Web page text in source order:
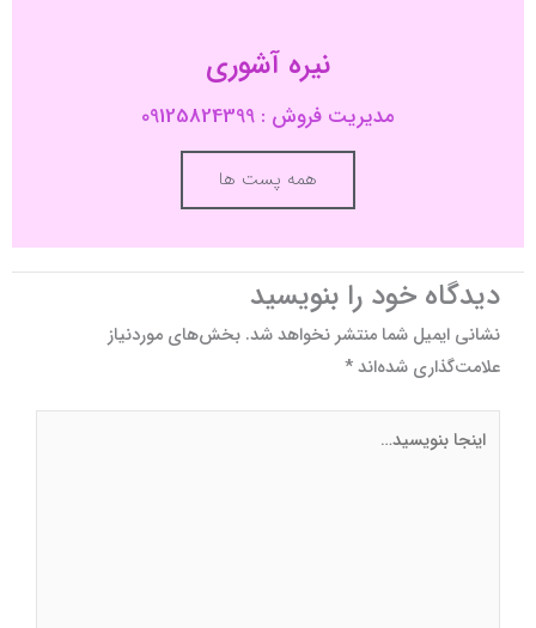
نیره آشوری
مدیریت فروش : 09125824399
همه پست ها
دیدگاه‌ خود را بنویسید
نشانی ایمیل شما منتشر نخواهد شد. بخش‌های موردنیاز
علامت‌گذاری شده‌اند*
بنویسید…